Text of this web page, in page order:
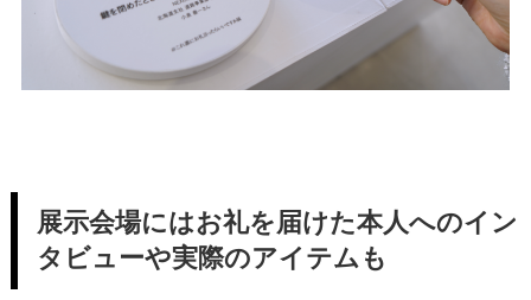
展示会場にはお礼を届けた本人へのイン
タビューや実際のアイテムも